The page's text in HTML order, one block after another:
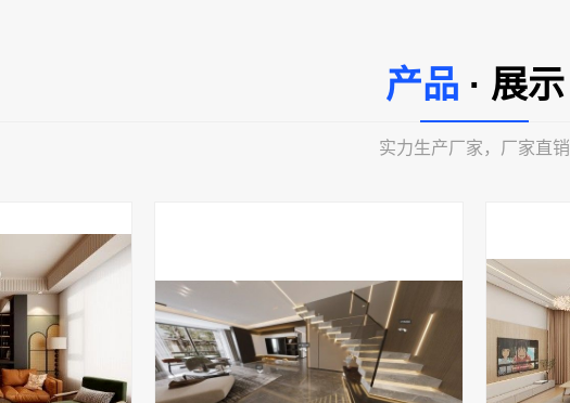
产品 · 展示
实力生产厂家，厂家直销